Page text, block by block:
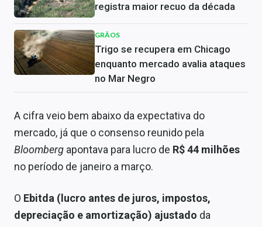
registra maior recuo da década
GRÃOS
Trigo se recupera em Chicago
enquanto mercado avalia ataques
no Mar Negro
A cifra veio bem abaixo da expectativa do
mercado, já que o consenso reunido pela
Bloomberg apontava para lucro de R$ 44 milhões
no período de janeiro a março.
O Ebitda (lucro antes de juros, impostos,
depreciação e amortização) ajustado da